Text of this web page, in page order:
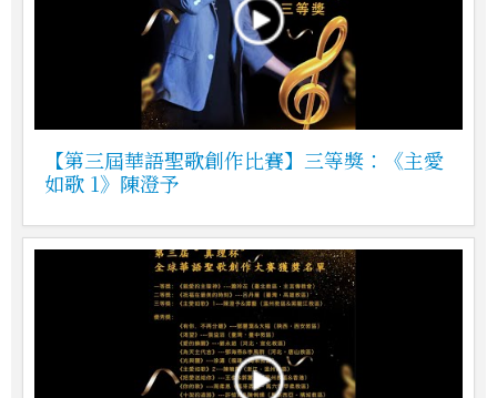
【第三屆華語聖歌創作比賽】三等獎：《主愛
如歌 1》陳澄予